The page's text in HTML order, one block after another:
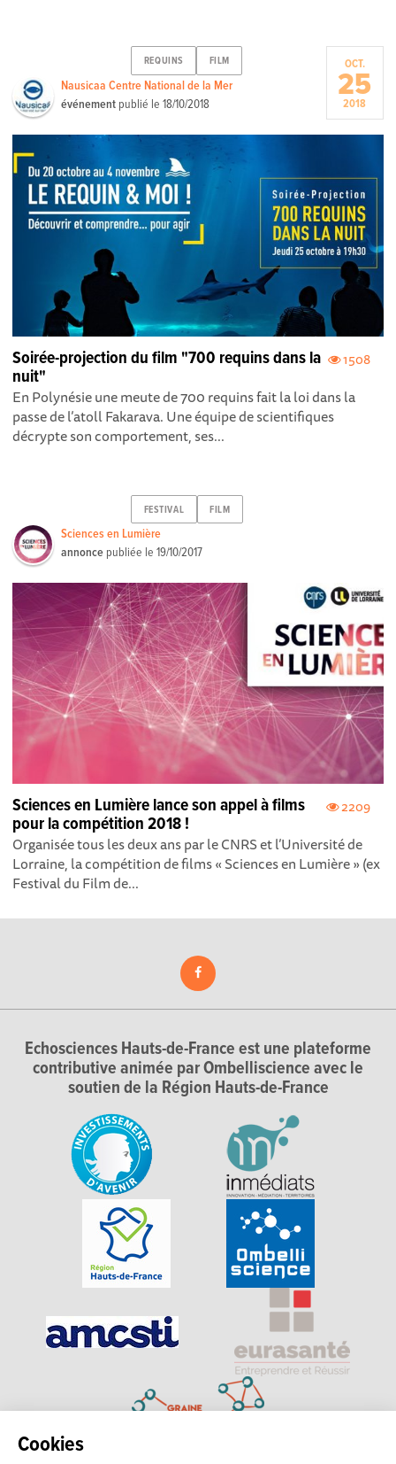
Cookies
REQUINS FILM
Nausicaa Centre National de la Mer
événement publié le18/10/2018
OCT.
25
2018
1508
Soirée-projection du film "700 requins dans la
nuit"
En Polynésie une meute de 700 requins fait la loi dans la
passe de l’atoll Fakarava. Une équipe de scientifiques
décrypte son comportement, ses...
FESTIVAL FILM
Sciences en Lumière
annonce publiée le19/10/2017
2209
Sciences en Lumière lance son appel à films
pour la compétition 2018 !
Organisée tous les deux ans par le CNRS et l’Université de
Lorraine, la compétition de films « Sciences en Lumière » (ex
Festival du Film de...
Echosciences Hauts-de-France est une plateforme
contributive animée par Ombelliscience avec le
soutien de la Région Hauts-de-France